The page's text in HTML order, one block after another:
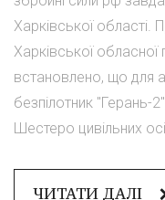
Харківської області.
Харківської
встановлено, що для
безпілотник "Герань-
Шестеро цивільних
ЧИТАТИ ДАЛІ